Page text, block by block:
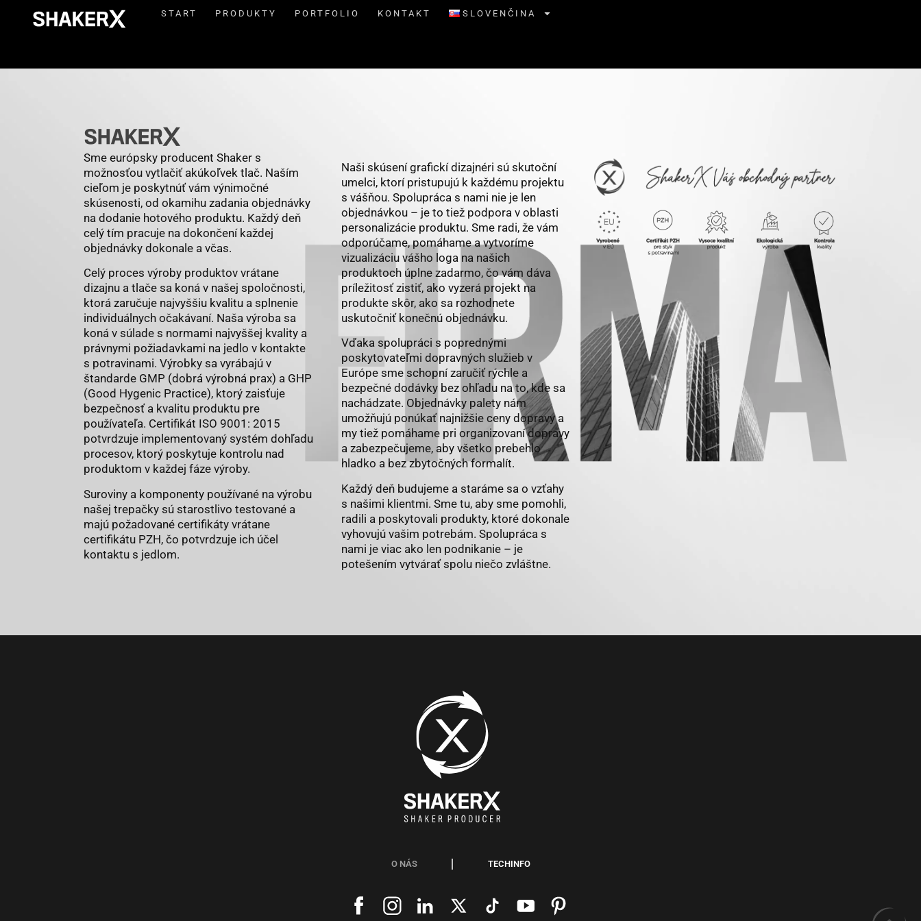
START PRODUKTY PORTFOLIO KONTAKT SLOVENČINA
Sme európsky producent Shaker s
možnosťou vytlačiť akúkoľvek tlač. Naším
cieľom je poskytnúť vám výnimočné
skúsenosti, od okamihu zadania objednávky
na dodanie hotového produktu. Každý deň
celý tím pracuje na dokončení každej
objednávky dokonale a včas.
Celý proces výroby produktov vrátane
dizajnu a tlače sa koná v našej spoločnosti,
ktorá zaručuje najvyššiu kvalitu a splnenie
individuálnych očakávaní. Naša výroba sa
koná v súlade s normami najvyššej kvality a
právnymi požiadavkami na jedlo v kontakte
s potravinami. Výrobky sa vyrábajú v
štandarde GMP (dobrá výrobná prax) a GHP
(Good Hygenic Practice), ktorý zaisťuje
bezpečnosť a kvalitu produktu pre
používateľa. Certifikát ISO 9001: 2015
potvrdzuje implementovaný systém dohľadu
procesov, ktorý poskytuje kontrolu nad
produktom v každej fáze výroby.
Suroviny a komponenty používané na výrobu
našej trepačky sú starostlivo testované a
majú požadované certifikáty vrátane
certifikátu PZH, čo potvrdzuje ich účel
kontaktu s jedlom.
Naši skúsení grafickí dizajnéri sú skutoční
umelci, ktorí pristupujú k každému projektu
s vášňou. Spolupráca s nami nie je len
objednávkou – je to tiež podpora v oblasti
personalizácie produktu. Sme radi, že vám
odporúčame, pomáhame a vytvoríme
vizualizáciu vášho loga na našich
produktoch úplne zadarmo, čo vám dáva
príležitosť zistiť, ako vyzerá projekt na
produkte skôr, ako sa rozhodnete
uskutočniť konečnú objednávku.
Vďaka spolupráci s poprednými
poskytovateľmi dopravných služieb v
Európe sme schopní zaručiť rýchle a
bezpečné dodávky bez ohľadu na to, kde sa
nachádzate. Objednávky palety nám
umožňujú ponúkať najnižšie ceny dopravy a
my tiež pomáhame pri organizovaní dopravy
a zabezpečujeme, aby všetko prebehlo
hladko a bez zbytočných formalít.
Každý deň budujeme a staráme sa o vzťahy
s našimi klientmi. Sme tu, aby sme pomohli,
radili a poskytovali produkty, ktoré dokonale
vyhovujú vašim potrebám. Spolupráca s
nami je viac ako len podnikanie – je
potešením vytvárať spolu niečo zvláštne.
O NÁS TECHINFO